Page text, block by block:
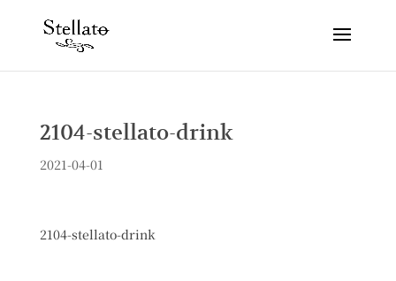
2104-stellato-drink
2021-04-01
2104-stellato-drink